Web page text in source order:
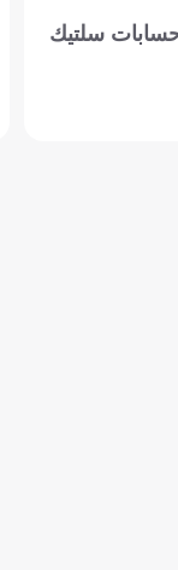
سلتيك